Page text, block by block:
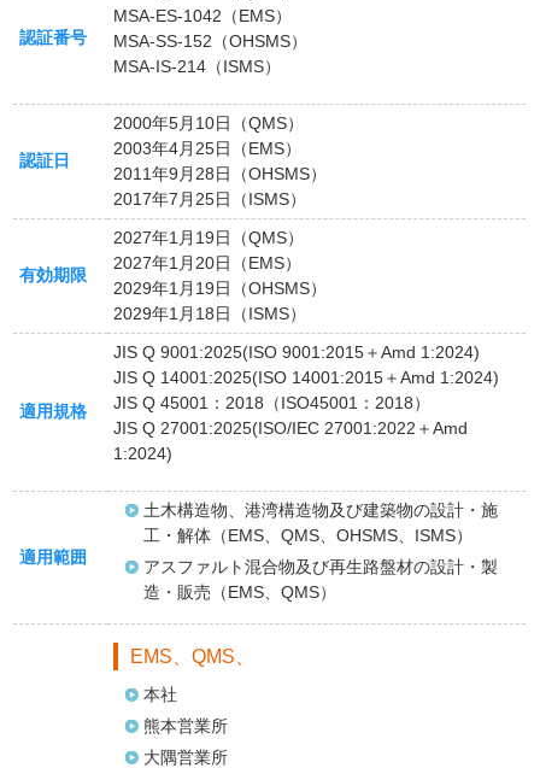
認証番号
MSA-ES-1042（EMS）
MSA-SS-152（OHSMS）
MSA-IS-214（ISMS）
認証日
2000年5月10日（QMS）
2003年4月25日（EMS）
2011年9月28日（OHSMS）
2017年7月25日（ISMS）
有効期限
2027年1月19日（QMS）
2027年1月20日（EMS）
2029年1月19日（OHSMS）
2029年1月18日（ISMS）
適用規格
JIS Q 9001:2025(ISO 9001:2015＋Amd 1:2024)
JIS Q 14001:2025(ISO 14001:2015＋Amd 1:2024)
JIS Q 45001：2018（ISO45001：2018）
JIS Q 27001:2025(ISO/IEC 27001:2022＋Amd
1:2024)
適用範囲
土木構造物、港湾構造物及び建築物の設計・施
工・解体（EMS、QMS、OHSMS、ISMS）
アスファルト混合物及び再生路盤材の設計・製
造・販売（EMS、QMS）
EMS、QMS、
本社
熊本営業所
大隅営業所